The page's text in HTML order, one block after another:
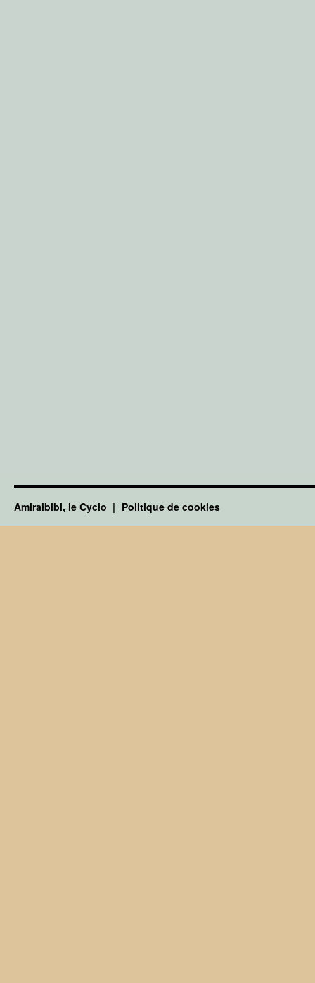
Amiralbibi, le Cyclo Politique de cookies